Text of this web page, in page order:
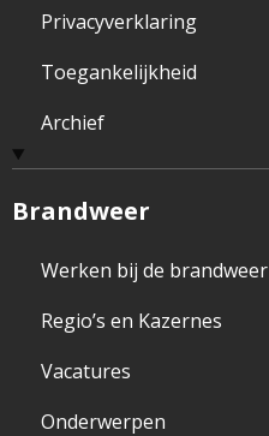
Privacyverklaring
Toegankelijkheid
Archief
Brandweer
Werken bij de brandweer
Regio’s en Kazernes
Vacatures
Onderwerpen